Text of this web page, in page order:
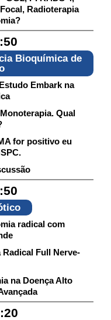
Radioterapia
Bioquímica de
Embark na
Qual
for positivo eu
radical com
Radical Full Nerve-
na Doença Alto